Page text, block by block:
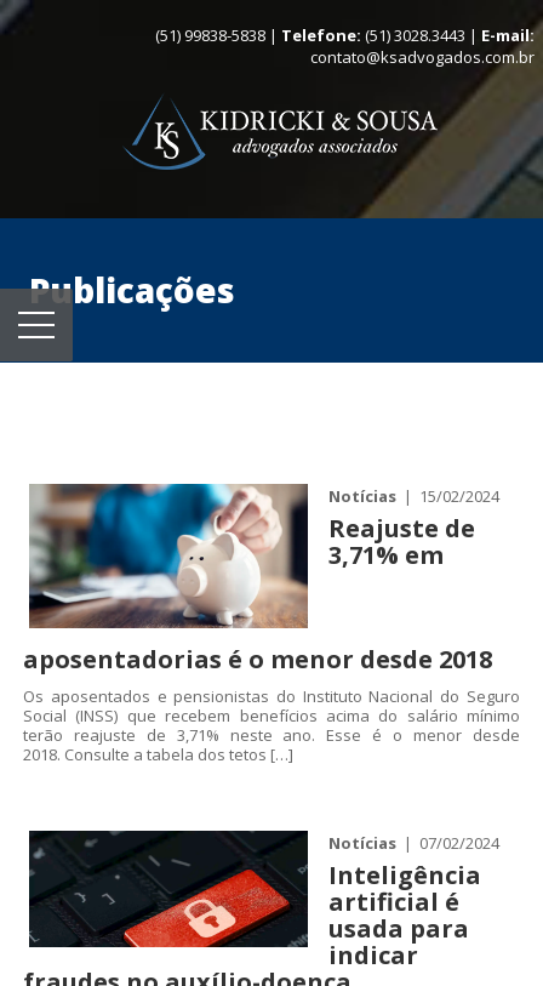
(51) 99838-5838 | Telefone: (51) 3028.3443 | E-mail:
contato@ksadvogados.com.br
Publicações
Notícias | 15/02/2024
Reajuste de
3,71% em
aposentadorias é o menor desde 2018
Os aposentados e pensionistas do Instituto Nacional do Seguro
Social (INSS) que recebem benefícios acima do salário mínimo
terão reajuste de 3,71% neste ano. Esse é o menor desde
2018. Consulte a tabela dos tetos […]
Notícias | 07/02/2024
Inteligência
artificial é
usada para
indicar